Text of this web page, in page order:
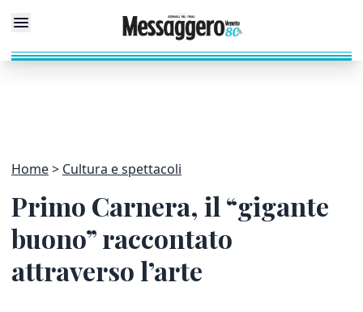
Home Cultura e spettacoli
Primo Carnera, il “gigante
buono” raccontato
attraverso l’arte